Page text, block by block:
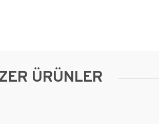
ÜRÜNLER